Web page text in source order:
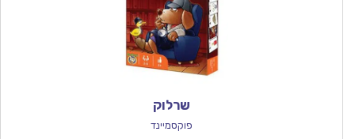
שרלוק
פוקסמיינד